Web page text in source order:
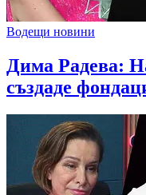
Водещи новини
Дима Радева:
създаде